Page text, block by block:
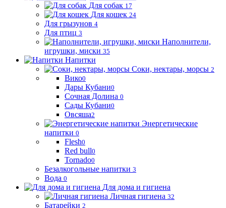
Для собак 17
Для кошек 24
Для грызунов 4
Для птиц 3
Наполнители,
игрушки, миски 35
Напитки
Соки, нектары, морсы 2
Вико0
Дары Кубани0
Сочная Долина 0
Сады Кубани0
Овсяша2
Энергетические
напитки 0
Flesh0
Red bull0
Tornado0
Безалкогольные напитки 3
Вода 0
Для дома и гигиена
Личная гигиена 32
Батарейки 2